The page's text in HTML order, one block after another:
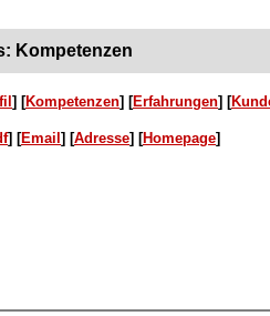
Kompetenzen
] [Kompetenzen] [Erfahrungen] [
] [Email ] [Adresse] [Homepage]